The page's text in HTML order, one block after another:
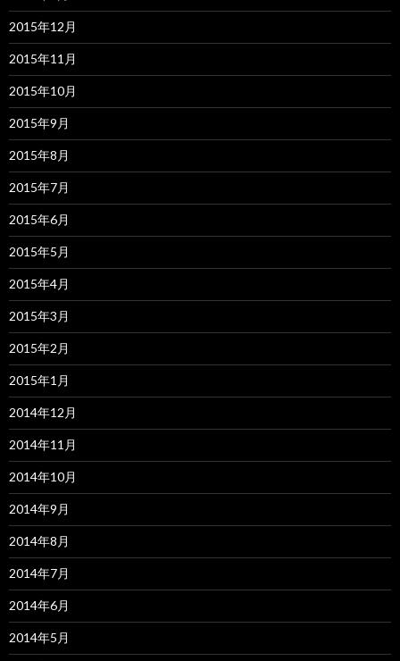
2015年12月
2015年11月
2015年10月
2015年9月
2015年8月
2015年7月
2015年6月
2015年5月
2015年4月
2015年3月
2015年2月
2015年1月
2014年12月
2014年11月
2014年10月
2014年9月
2014年8月
2014年7月
2014年6月
2014年5月